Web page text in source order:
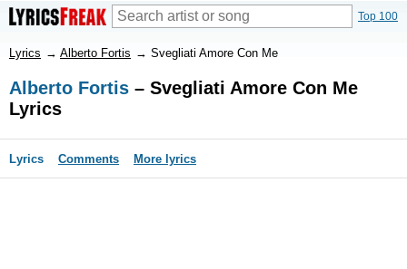
Top 100
Lyrics → Alberto Fortis → Svegliati Amore Con Me
Alberto Fortis – Svegliati Amore Con Me
Lyrics
Lyrics Comments More lyrics